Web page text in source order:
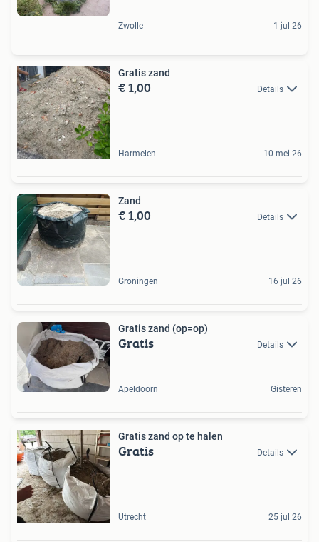
Zwolle 1 jul 26
Gratis zand
€ 1,00 Details
Harmelen 10 mei 26
Zand
€ 1,00 Details
Groningen 16 jul 26
Gratis zand (op=op)
Gratis Details
Apeldoorn Gisteren
Gratis zand op te halen
Gratis Details
Utrecht 25 jul 26